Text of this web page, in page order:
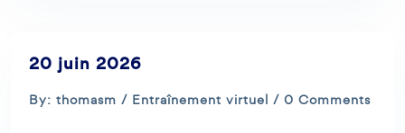
20 juin 2026
By: thomasm / Entraînement virtuel / 0 Comments